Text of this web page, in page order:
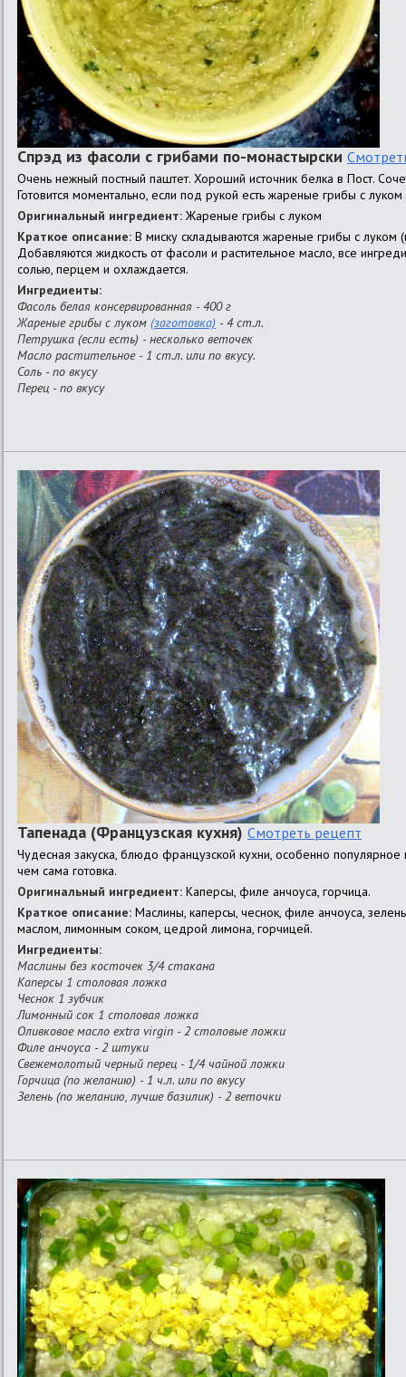
Спрэд из фасоли с грибами по-монастырски
Очень нежный постный паштет. Хороший источник белка в Пост.
Готовится моментально, если под рукой есть жареные грибы с
Оригинальный ингредиент: Жареные грибы с луком
Краткое описание: В миску складываются жареные грибы с луком
Добавляются жидкость от фасоли и растительное масло, все
солью, перцем и охлаждается.
Ингредиенты:
Фасоль белая консервированная - 400 г
Жареные грибы с луком (заготовка) - 4 ст.л.
Петрушка (если есть) - несколько веточек
Масло растительное - 1 ст.л. или по вкусу.
Соль - по вкусу
Перец - по вкусу
Тапенада (Французская кухня) Смотреть рецепт
Чудесная закуска, блюдо французской кухни, особенно
чем сама готовка.
Оригинальный ингредиент: Каперсы, филе анчоуса, горчица.
Краткое описание: Маслины, каперсы, чеснок, филе анчоуса,
маслом, лимонным соком, цедрой лимона, горчицей.
Ингредиенты:
Маслины без косточек 3/4 стакана
Каперсы 1 столовая ложка
Чеснок 1 зубчик
Лимонный сок 1 столовая ложка
Оливковое масло extra virgin - 2 столовые ложки
Филе анчоуса - 2 штуки
Свежемолотый черный перец - 1/4 чайной ложки
Горчица (по желанию) - 1 ч.л. или по вкусу
Зелень (по желанию, лучше базилик) - 2 веточки